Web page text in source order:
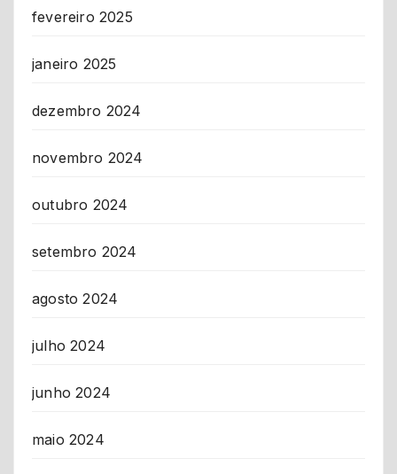
fevereiro 2025
janeiro 2025
dezembro 2024
novembro 2024
outubro 2024
setembro 2024
agosto 2024
julho 2024
junho 2024
maio 2024